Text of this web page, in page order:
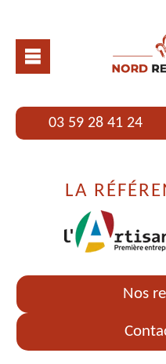
03 59 28 41 24
LA
Nos